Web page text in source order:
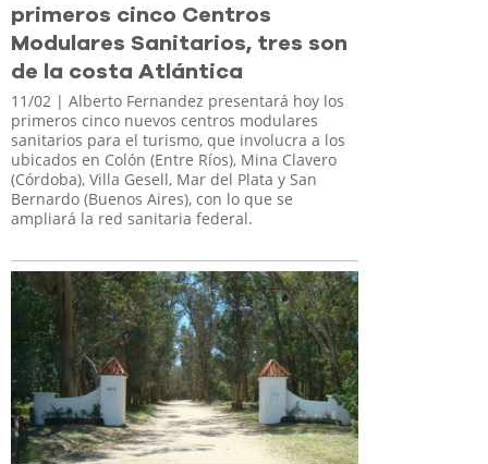
primeros cinco Centros
Modulares Sanitarios, tres son
de la costa Atlántica
11/02 | Alberto Fernandez presentará hoy los
primeros cinco nuevos centros modulares
sanitarios para el turismo, que involucra a los
ubicados en Colón (Entre Ríos), Mina Clavero
(Córdoba), Villa Gesell, Mar del Plata y San
Bernardo (Buenos Aires), con lo que se
ampliará la red sanitaria federal.